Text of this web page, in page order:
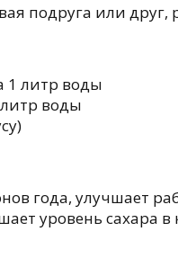
подруга или
1 литр воды
воды
года, улучшает
уровень сахара в